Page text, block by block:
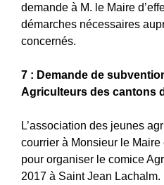
demande à M. le Maire
démarches nécessaires
concernés.
7 : Demande de
Agriculteurs des cantons
L’association des jeunes
courrier à Monsieur le
pour organiser le comice
2017 à Saint Jean